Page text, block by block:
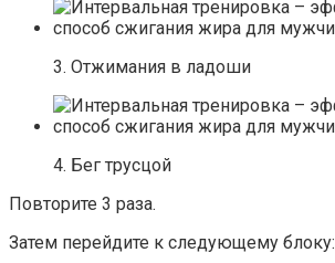
3. Отжимания в ладоши
4. Бег трусцой
Повторите 3 раза.
Затем перейдите к следующему блоку: